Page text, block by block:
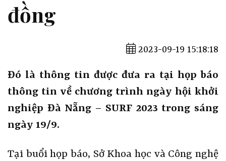
đồng
2023-09-19 15:18:18
Đó là thông tin được đưa ra tại họp báo
thông tin về chương trình ngày hội khởi
nghiệp Đà Nẵng – SURF 2023 trong sáng
ngày 19/9.
Tại buổi họp báo, Sở Khoa học và Công nghệ